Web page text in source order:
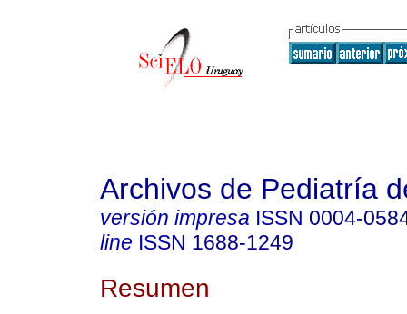
Archivos de Pediatría
versión impresa ISSN 0004-
line ISSN 1688-1249
Resumen